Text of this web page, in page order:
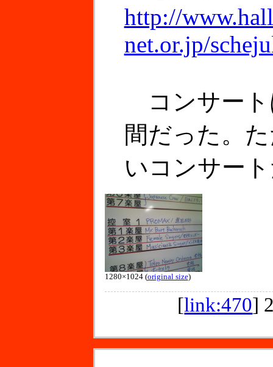
http://
net.or.jp/
コンサート
間だった。
いコンサー
1280×1024 (original size)
[link:470]